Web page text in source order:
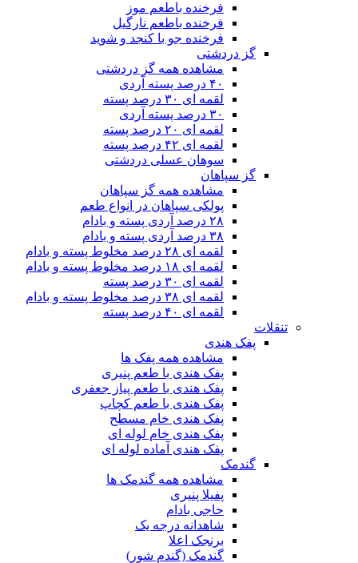
فرخنده باطعم موز
فرخنده باطعم نارگیل
فرخنده جو با کنجد و شوید
گز دردشتی
مشاهده همه گز دردشتی
۴۰ درصد پسته آردی
لقمه ای ۳۰ درصد پسته
۳۰ درصد پسته آردی
لقمه ای ۲۰ درصد پسته
لقمه ای ۴۲ درصد پسته
سوهان عسلی دردشتی
گز سپاهان
مشاهده همه گز سپاهان
پولکی سپاهان در انواع طعم
۲۸ درصد آردی پسته و بادام
۳۸ درصد آردی پسته و بادام
لقمه ای ۲۸ درصد مخلوط پسته و بادام
لقمه ای ۱۸ درصد مخلوط پسته و بادام
لقمه ای ۳۰ درصد پسته
لقمه ای ۳۸ درصد مخلوط پسته و بادام
لقمه ای ۴۰ درصد پسته
تنقلات
پفک هندی
مشاهده همه پفک ها
پفک هندی با طعم پنیری
پفک هندی با طعم پیاز جعفری
پفک هندی با طعم کچاپ
پفک هندی خام مسطح
پفک هندی خام لوله ای
پفک هندی آماده لوله ای
گندمک
مشاهده همه گندمک ها
پفیلا پنیری
حاجی بادام
شاهدانه درجه یک
برنجک اعلا
گندمک (گندم شور)